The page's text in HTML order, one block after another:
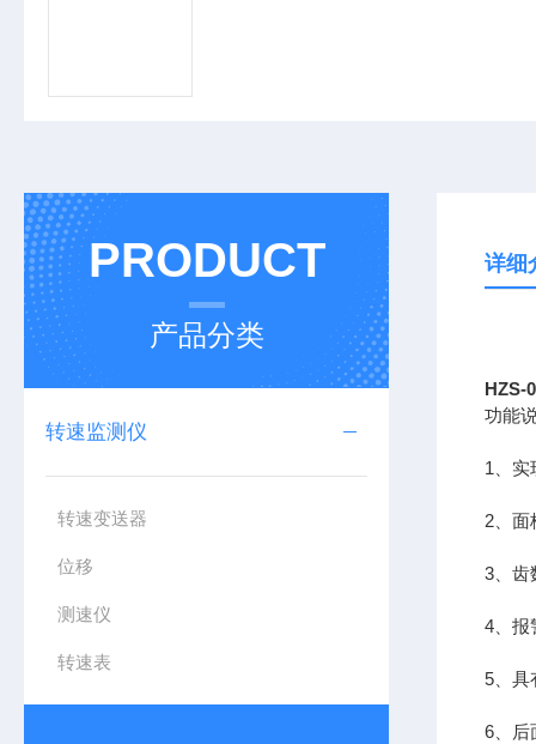
PRODUCT
产品分类
转速监测仪
转速变送器
位移
测速仪
转速表
详细
HZS-
功能
1、实
2、面
3、齿
4、报
5、具
6、后